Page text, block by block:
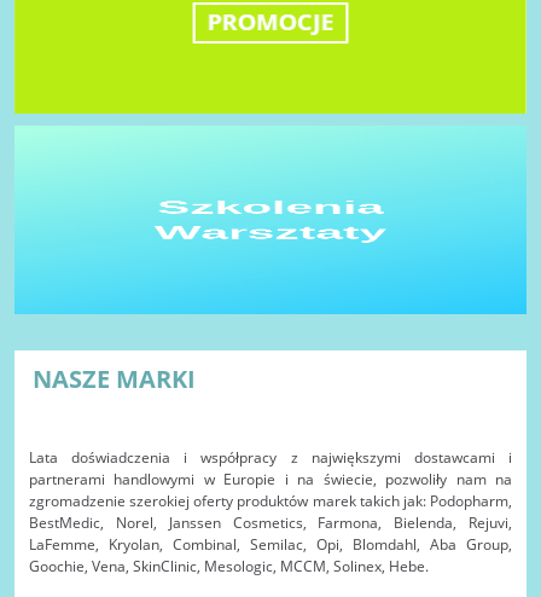
NASZE MARKI
Lata doświadczenia i współpracy z największymi dostawcami i
partnerami handlowymi w Europie i na świecie, pozwoliły nam na
zgromadzenie szerokiej oferty produktów marek takich jak: Podopharm,
BestMedic, Norel, Janssen Cosmetics, Farmona, Bielenda, Rejuvi,
LaFemme, Kryolan, Combinal, Semilac, Opi, Blomdahl, Aba Group,
Goochie, Vena, SkinClinic, Mesologic, MCCM, Solinex, Hebe.